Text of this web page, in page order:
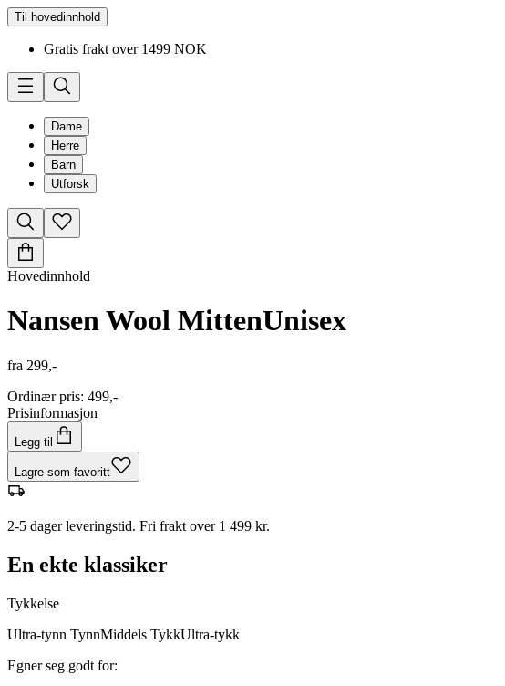
Til hovedinnhold
Gratis frakt over 1499 NOK
Dame
Herre
Barn
Utforsk
Hovedinnhold
Nansen Wool MittenUnisex
fra 299,-
Ordinær pris: 499,-
Prisinformasjon
Legg til
Lagre som favoritt
2-5 dager leveringstid. Fri frakt over 1 499 kr.
En ekte klassiker
Tykkelse
Ultra-tynn TynnMiddels TykkUltra-tykk
Egner seg godt for: